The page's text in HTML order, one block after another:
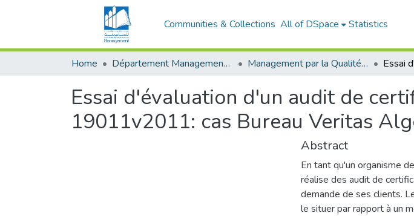
Communities & Collections All of DSpace Statistics
Home Département Management Des Organisations Management par la Qualité (MPQ)
Essai d'évaluation d'un audit de
19011v2011: cas Bureau Veritas
Abstract
En tant qu'un organisme
réalise des audit de
demande de ses clients.
le situer par rapport à un